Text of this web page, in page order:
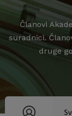
Članovi
suradnici.
druge